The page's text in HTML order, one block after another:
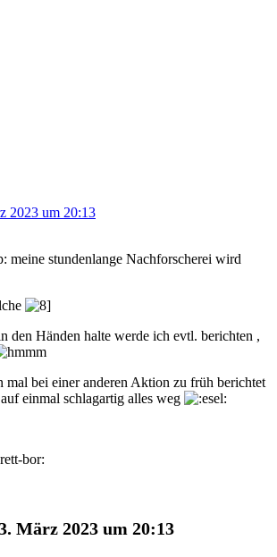
2023 um 20:13
meine stundenlange Nachforscherei wird
den Händen halte werde ich evtl. berichten ,
mal bei einer anderen Aktion zu früh berichtet
einmal schlagartig alles weg
März 2023 um 20:13